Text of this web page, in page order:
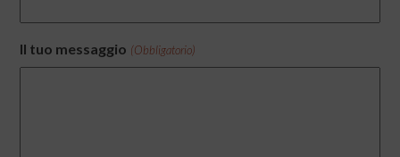
Il tuo messaggio (Obbligatorio)